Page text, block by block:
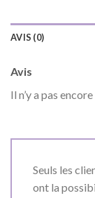
AVIS (0)
Avis
Il n’y a pas encore
Seuls les
ont la